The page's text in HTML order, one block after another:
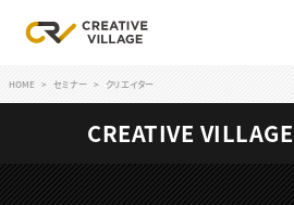
ACCOUNT
ログイン
HOME セミナー クリエイター
CREATIVE VILLAGE